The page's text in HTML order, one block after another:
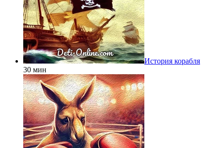
История корабля
30 мин